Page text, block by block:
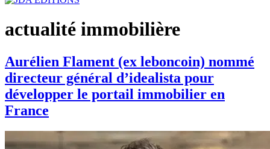
actualité immobilière
Aurélien Flament (ex leboncoin) nommé
directeur général d’idealista pour
développer le portail immobilier en
France